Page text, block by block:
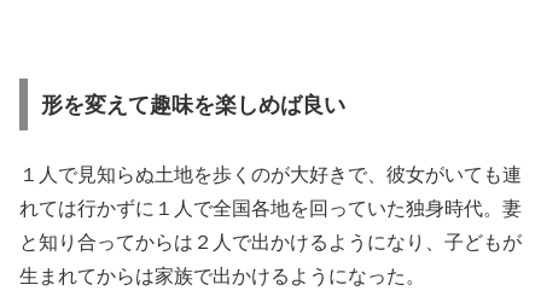
形を変えて趣味を楽しめば良い
１人で見知らぬ土地を歩くのが大好きで、彼女がいても連
れては行かずに１人で全国各地を回っていた独身時代。妻
と知り合ってからは２人で出かけるようになり、子どもが
生まれてからは家族で出かけるようになった。